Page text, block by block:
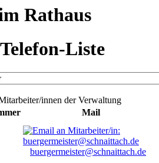
Rathaus
Liste
innen der Verwaltung
Mail
buergermeister@schnaittach.de